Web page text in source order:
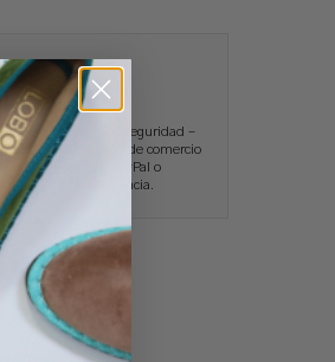
en el carrito.
Pagos con total seguridad –
Pasarela de pago de comercio
seguro, PayPal o
transferencia.